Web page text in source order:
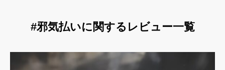
#邪気払いに関するレビュー一覧